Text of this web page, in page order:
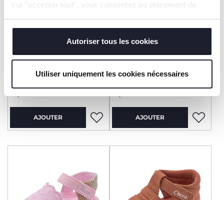
sur "accepter tout", vous consentez au placement de
modifier ou révoquer le consentement de tous les
cookies ou de certains d'entre eux, cliquez sur "afficher
les détails". En fermant cette bannière, vous consentez à
sont indispensables pour profiter du service demandé.
Autoriser tous les cookies
Utiliser uniquement les cookies nécessaires
+ COULEURS
Sandales Owes
AJOUTER
+ COULEURS
Sandales Ostiglio
AJOUTER